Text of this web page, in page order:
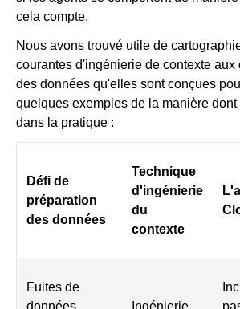
cela compte.
Nous avons trouvé utile de
courantes d'ingénierie de contexte aux
des données qu'elles sont conçues
quelques exemples de la manière
dans la pratique :
Défi de
préparation
des données
Technique
d'ingénierie
du
contexte
Fuites de